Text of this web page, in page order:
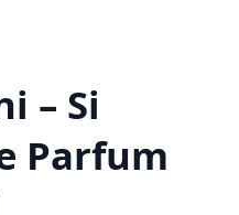
– Si
Parfum